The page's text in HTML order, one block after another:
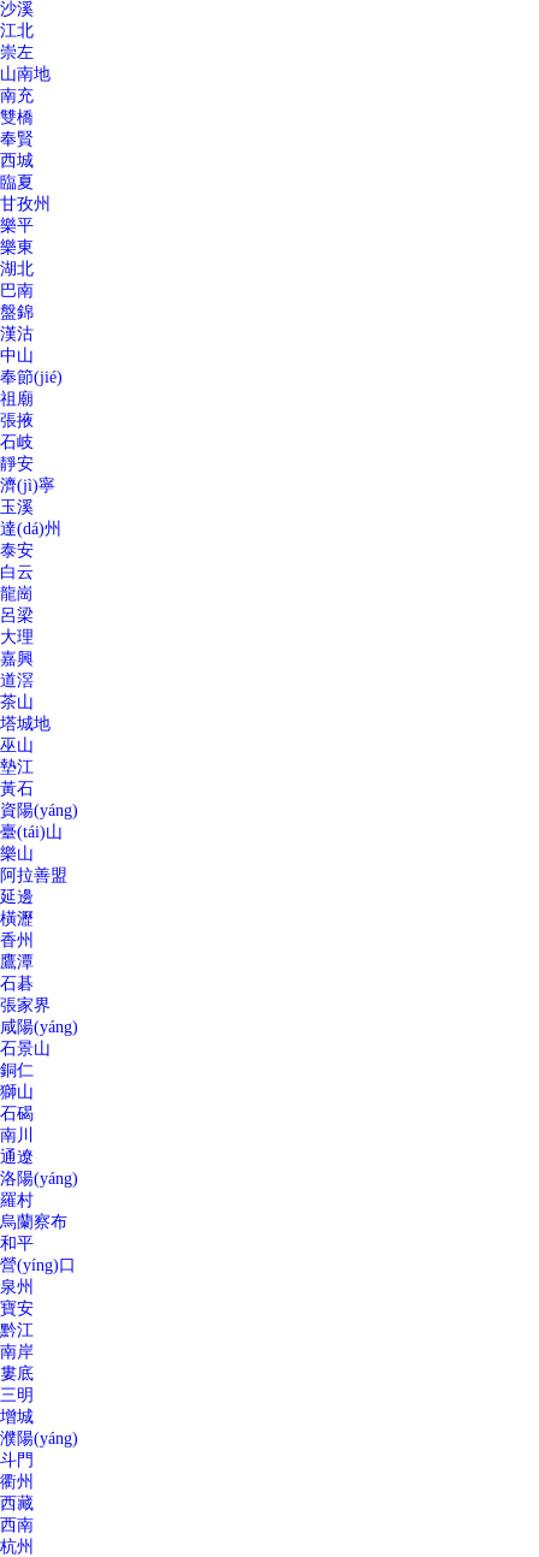
沙溪
江北
崇左
山南地
南充
雙橋
奉賢
西城
臨夏
甘孜州
樂平
樂東
湖北
巴南
盤錦
漢沽
中山
奉節(jié)
祖廟
張掖
石岐
靜安
濟(jì)寧
玉溪
達(dá)州
泰安
白云
龍崗
呂梁
大理
嘉興
道滘
茶山
塔城地
巫山
墊江
黃石
資陽(yáng)
臺(tái)山
樂山
阿拉善盟
延邊
橫瀝
香州
鷹潭
石碁
張家界
咸陽(yáng)
石景山
銅仁
獅山
石碣
南川
通遼
洛陽(yáng)
羅村
烏蘭察布
和平
營(yíng)口
泉州
寶安
黔江
南岸
婁底
三明
增城
濮陽(yáng)
斗門
衢州
西藏
西南
杭州